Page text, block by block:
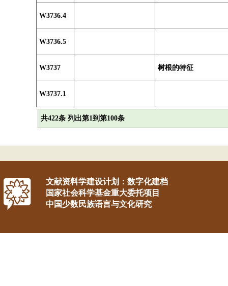
W3736.4
W3736.5
W3737 树根的特征
W3737.1
共422条 列出第1到第100条
文献资料学建设计划：数字化建档
国家社会科学基金重大委托项目
中国少数民族语言与文化研究